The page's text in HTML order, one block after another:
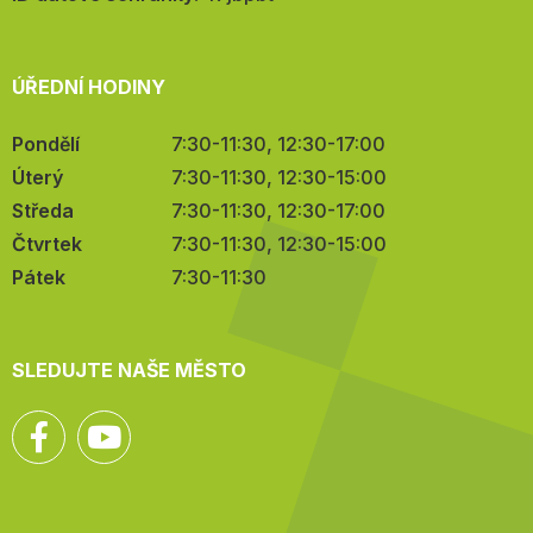
ÚŘEDNÍ HODINY
Pondělí
7:30-11:30, 12:30-17:00
Úterý
7:30-11:30, 12:30-15:00
Středa
7:30-11:30, 12:30-17:00
Čtvrtek
7:30-11:30, 12:30-15:00
Pátek
7:30-11:30
SLEDUJTE NAŠE MĚSTO
Facebook